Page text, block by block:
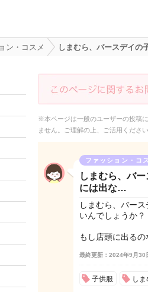
ン・コスメ しまむら、バースデイ
※本ページは一般のユーザーの投稿
ません。ご理解の上、ご活用ください
ファッション・コ
しまむら、バ
には出な…
しまむら、バー
いんでしょうか？
もし店頭に出る
最終更新：2024年9月30
子供服 しま